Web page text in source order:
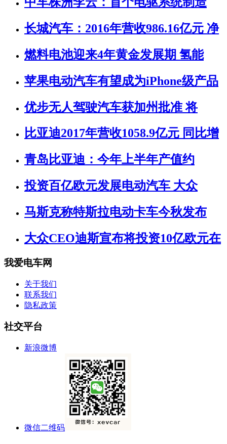
长城汽车：2016年营收986.16亿元 净
燃料电池迎来4年黄金发展期 氢能
苹果电动汽车有望成为iPhone级产品
优步无人驾驶汽车获加州批准 将
比亚迪2017年营收1058.9亿元 同比增
青岛比亚迪：今年上半年产值约
投资百亿欧元发展电动汽车 大众
马斯克称特斯拉电动卡车今秋发布
大众CEO迪斯宣布将投资10亿欧元在
我爱电车网
关于我们
联系我们
隐私政策
社交平台
新浪微博
微信二维码